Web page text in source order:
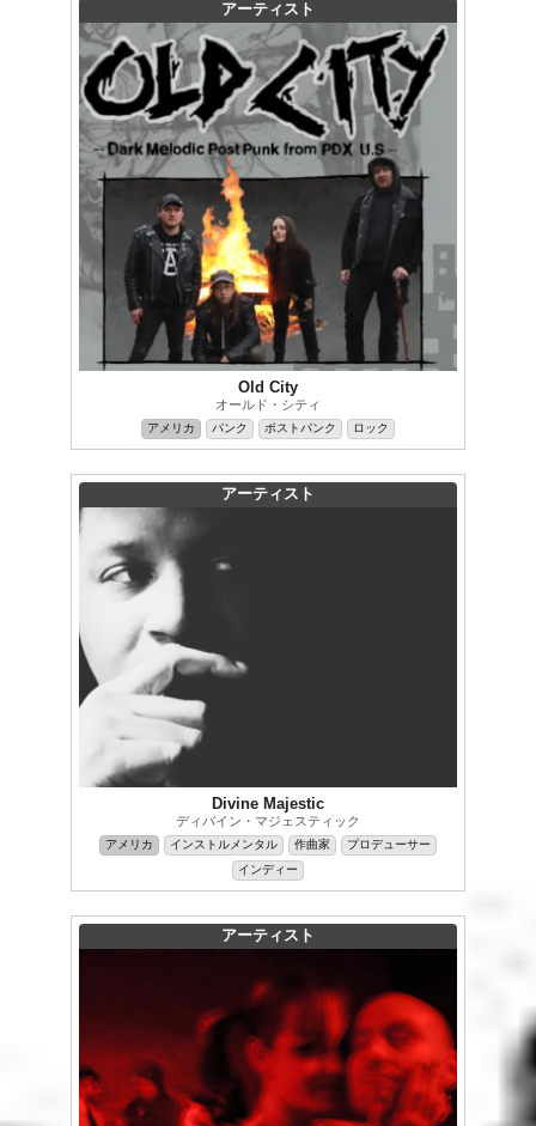
アーティスト
Old City
オールド・シティ
アメリカ パンク ポストパンク ロック
アーティスト
Divine Majestic
ディバイン・マジェスティック
アメリカ インストルメンタル 作曲家
プロデューサー
インディー
アーティスト